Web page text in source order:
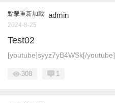
點擊重新加載 admin
2024-8-25
Test02
[youtube]syyz7yB4WSk[/youtube]
308 1